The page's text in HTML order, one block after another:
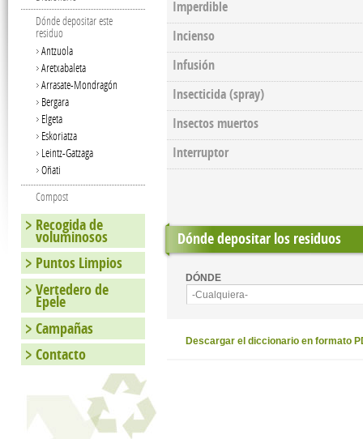
Imperdible
Incienso
Infusión
Insecticida (spray)
Insectos muertos
Interruptor
Dónde depositar los residuos
DÓNDE
-Cualquiera-
Descargar el diccionario en formato
Dónde depositar este
residuo
Antzuola
Aretxabaleta
Arrasate-Mondragón
Bergara
Elgeta
Eskoriatza
Leintz-Gatzaga
Oñati
Compost
Recogida de
voluminosos
Puntos Limpios
Vertedero de
Epele
Campañas
Contacto